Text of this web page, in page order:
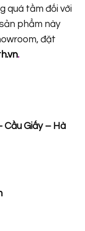
quá tầm đối với
phẩm này
đặt
.
Cầu Giấy – Hà